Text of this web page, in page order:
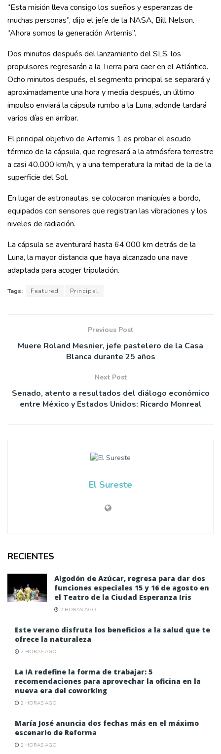
“Esta misión lleva consigo los sueños y esperanzas de
muchas personas”, dijo el jefe de la NASA, Bill Nelson.
“Ahora somos la generación Artemis”.
Dos minutos después del lanzamiento del SLS, los
propulsores regresarán a la Tierra para caer en el Atlántico.
Ocho minutos después, el segmento principal se separará y
aproximadamente una hora y media después, un último
impulso enviará la cápsula rumbo a la Luna, adonde tardará
varios días en arribar.
El principal objetivo de Artemis 1 es probar el escudo
térmico de la cápsula, que regresará a la atmósfera terrestre
a casi 40.000 km/h, y a una temperatura la mitad de la de la
superficie del Sol.
En lugar de astronautas, se colocaron maniquíes a bordo,
equipados con sensores que registran las vibraciones y los
niveles de radiación.
La cápsula se aventurará hasta 64.000 km detrás de la
Luna, la mayor distancia que haya alcanzado una nave
adaptada para acoger tripulación.
Tags: Featured Principal
Previous Post
Muere Roland Mesnier, jefe pastelero de la Casa
Blanca durante 25 años
Next Post
Senado, atento a resultados del diálogo económico
entre México y Estados Unidos: Ricardo Monreal
El Sureste
RECIENTES
Algodón de Azúcar, regresa para dar dos
funciones especiales 15 y 16 de agosto en
el Teatro de la Ciudad Esperanza Iris
2 HORAS AGO
Este verano disfruta los beneficios a la salud que te
ofrece la naturaleza
2 HORAS AGO
La IA redefine la forma de trabajar: 5
recomendaciones para aprovechar la oficina en la
nueva era del coworking
2 HORAS AGO
María José anuncia dos fechas más en el máximo
escenario de Reforma
2 HORAS AGO